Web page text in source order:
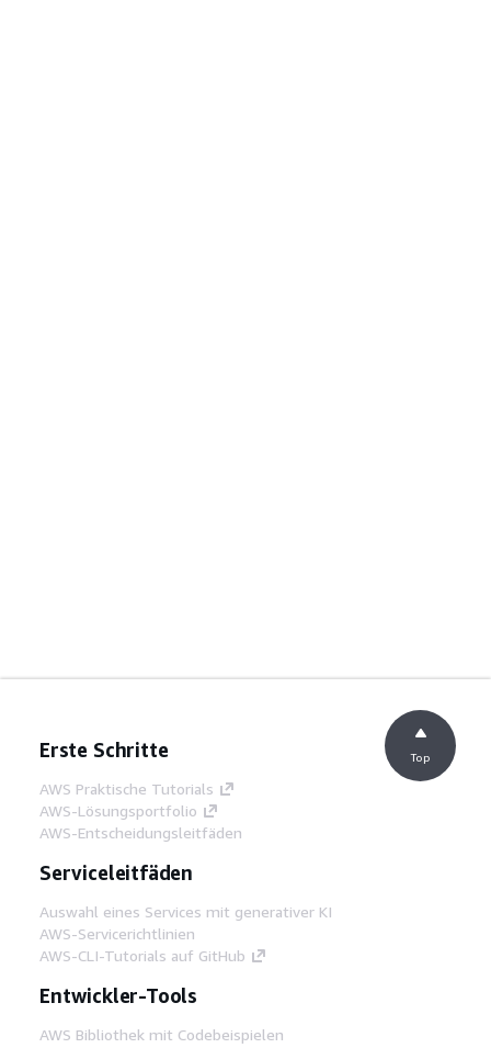
Erste Schritte
AWS Praktische Tutorials
AWS-Lösungsportfolio
AWS-Entscheidungsleitfäden
Serviceleitfäden
Auswahl eines Services mit generativer KI
AWS-Servicerichtlinien
AWS-CLI-Tutorials auf GitHub
Entwickler-Tools
AWS Bibliothek mit Codebeispielen
Top